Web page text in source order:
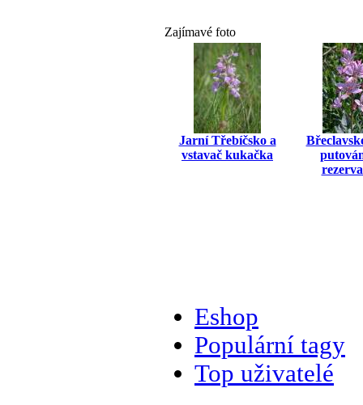
Zajímavé foto
Jarní Třebíčsko a
vstavač kukačka
Eshop
Populární tagy
Top uživatelé